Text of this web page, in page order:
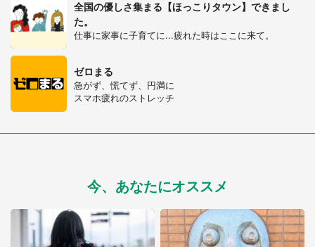
全国の優しさ集まる【ほっこりタウン】できまし
た。
仕事に家事に子育てに...疲れた時はここに来て。
ゼロまる
急がず、慌てず、円満に
スマホ疲れのストレッチ
今、あなたにオススメ